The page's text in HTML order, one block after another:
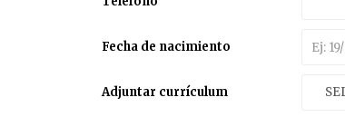
Fecha de nacimiento
Adjuntar currículum